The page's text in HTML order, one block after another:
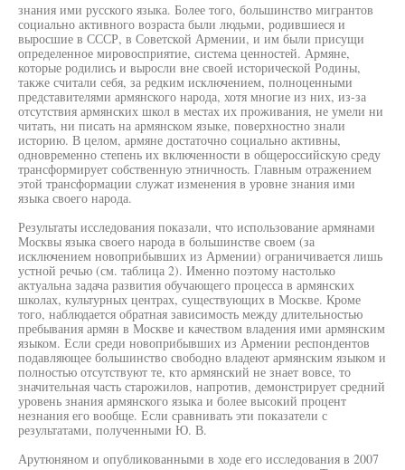
знания ими русского языка. Более того, большинство мигрантов
социально активного возраста были людьми, родившиеся и
выросшие в СССР, в Советской Армении, и им были присущи
определенное мировосприятие, система ценностей. Армяне,
которые родились и выросли вне своей исторической Родины,
также считали себя, за редким исключением, полноценными
представителями армянского народа, хотя многие из них, из-за
отсутствия армянских школ в местах их проживания, не умели ни
читать, ни писать на армянском языке, поверхностно знали
историю. В целом, армяне достаточно социально активны,
одновременно степень их включенности в общероссийскую среду
трансформирует собственную этничность. Главным отражением
этой трансформации служат изменения в уровне знания ими
языка своего народа.
Результаты исследования показали, что использование армянами
Москвы языка своего народа в большинстве своем (за
исключением новоприбывших из Армении) ограничивается лишь
устной речью (см. таблица 2). Именно поэтому настолько
актуальна задача развития обучающего процесса в армянских
школах, культурных центрах, существующих в Москве. Кроме
того, наблюдается обратная зависимость между длительностью
пребывания армян в Москве и качеством владения ими армянским
языком. Если среди новоприбывших из Армении респондентов
подавляющее большинство свободно владеют армянским языком и
полностью отсутствуют те, кто армянский не знает вовсе, то
значительная часть старожилов, напротив, демонстрирует средний
уровень знания армянского языка и более высокий процент
незнания его вообще. Если сравнивать эти показатели с
результатами, полученными Ю. В.
Арутюняном и опубликованными в ходе его исследования в 2007